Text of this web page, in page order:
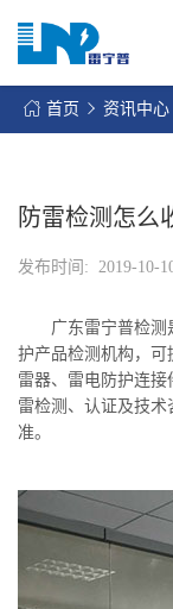
首页 资讯中心
防雷检测怎么
发布时间: 2019-10-
广东雷宁普检测
护产品检测机构，可
雷器、雷电防护连
雷检测、认证及技
准。
网
的
服
资
我
们